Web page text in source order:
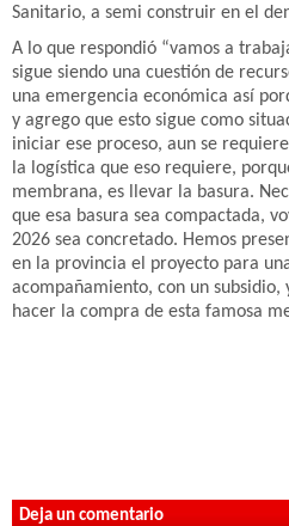
Sanitario, a semi construir en el
A lo que respondió “vamos a
sigue siendo una cuestión de
una emergencia económica así
y agrego que esto sigue como
iniciar ese proceso, aun se
la logística que eso requiere,
membrana, es llevar la basura.
que esa basura sea compactada,
2026 sea concretado. Hemos
en la provincia el proyecto para
acompañamiento, con un subsidio,
hacer la compra de esta famosa
Deja un comentario